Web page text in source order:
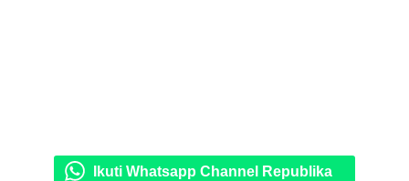
Ikuti Whatsapp Channel Republika